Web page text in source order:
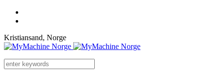
Kristiansand, Norge